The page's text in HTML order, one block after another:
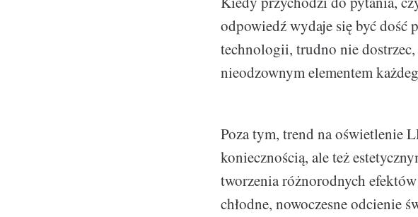
odpowiedź wydaje się być dość
technologii, trudno nie dostrzec,
nieodzownym elementem
Poza tym, trend na oświetlenie
koniecznością, ale też
tworzenia różnorodnych
chłodne, nowoczesne odcienie